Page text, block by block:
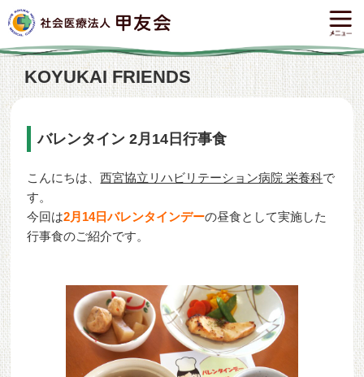
KOYUKAI FRIENDS
バレンタイン 2月14日行事食
こんにちは、西宮協立リハビリテーション病院 栄養科で
す。
今回は2月14日バレンタインデーの昼食として実施した
行事食のご紹介です。